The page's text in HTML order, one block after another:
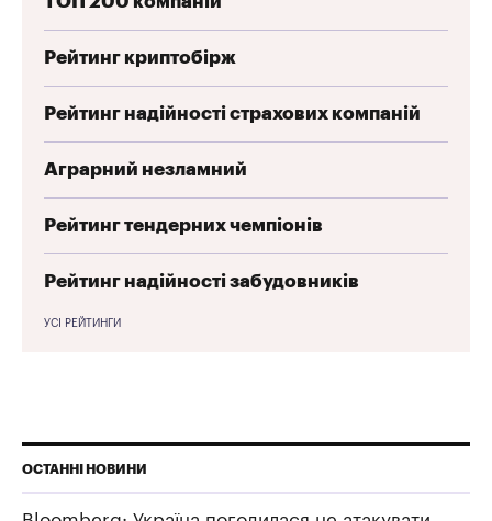
Рейтинг криптобірж
Рейтинг надійності страхових компаній
Аграрний незламний
Рейтинг тендерних чемпіонів
Рейтинг надійності забудовників
УСІ РЕЙТИНГИ
ОСТАННІ НОВИНИ